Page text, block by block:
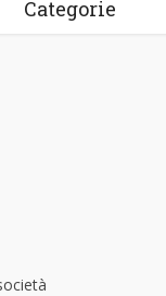
Categorie